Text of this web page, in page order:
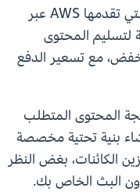
جنبًا إلى جنب مع الأمان والمتانة التي تقدمها AWS عبر
لتسليم المحتوى
مع تسعير الدفع
المحتوى المتطلب
بنية تحتية مخصصة
الكائنات، بغض النظر
البث الخاص بك.